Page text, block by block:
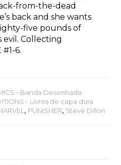
from-the-dead
back and she wants
five pounds of
evil. Collecting
6.
- Banda Desenhada
- Livros de capa dura
, PUNISHER, Steve Dillon